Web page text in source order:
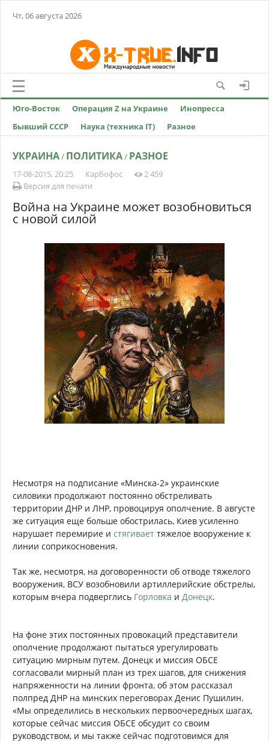
Чт, 06 августа 2026
Юго-Восток Операция Z на Украине
Инопресса
Бывший СССР
Наука (техника IT) Разное
УКРАИНА/ ПОЛИТИКА/ РАЗНОЕ
17-08-2015, 20:25 Карбофос
2 459
Версия для печати
Война на Украине может возобновиться
с новой силой
Несмотря на подписание «Минска-2» украинские
силовики продолжают постоянно обстреливать
территории ДНР и ЛНР, провоцируя ополчение. В августе
же ситуация еще больше обострилась, Киев усиленно
нарушает перемирие и стягивает тяжелое вооружение к
линии соприкосновения.
Так же, несмотря, на договоренности об отводе тяжелого
вооружения, ВСУ возобновили артиллерийские обстрелы,
которым вчера подверглись Горловка и Донецк.
На фоне этих постоянных провокаций представители
ополчение продолжают пытаться урегулировать
ситуацию мирным путем. Донецк и миссия ОБСЕ
согласовали мирный план из трех шагов, для снижения
напряженности на линии фронта, об этом рассказал
полпред ДНР на минских переговорах Денис Пушилин.
«Мы определились в нескольких первоочередных шагах,
которые сейчас миссия ОБСЕ обсудит со своим
руководством, и мы также сейчас подготовимся для